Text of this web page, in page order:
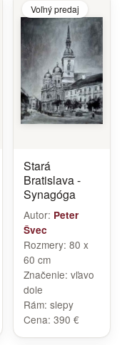
Voľný predaj
Stará
Bratislava -
Synagóga
Autor: Peter
Švec
Rozmery: 80 x
60 cm
Značenie: vľavo
dole
Rám: slepy
Cena: 390 €